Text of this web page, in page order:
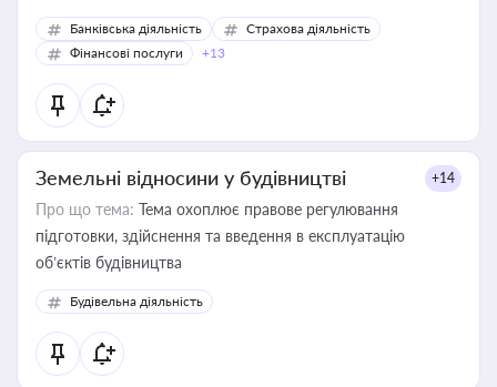
Банківська діяльність
Страхова діяльність
Фінансові послуги
+13
Земельні відносини у будівництві +14
Про що тема: Тема охоплює правове регулювання
підготовки, здійснення та введення в експлуатацію
об’єктів будівництва
Будівельна діяльність